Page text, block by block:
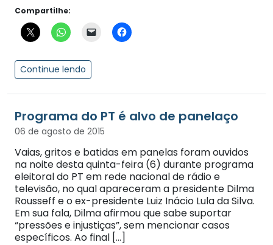
Compartilhe:
Continue lendo
Programa do PT é alvo de panelaço
06 de agosto de 2015
Vaias, gritos e batidas em panelas foram ouvidos
na noite desta quinta-feira (6) durante programa
eleitoral do PT em rede nacional de rádio e
televisão, no qual apareceram a presidente Dilma
Rousseff e o ex-presidente Luiz Inácio Lula da Silva.
Em sua fala, Dilma afirmou que sabe suportar
“pressões e injustiças”, sem mencionar casos
específicos. Ao final […]